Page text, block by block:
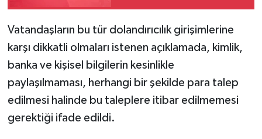
Vatandaşların bu tür dolandırıcılık girişimlerine
karşı dikkatli olmaları istenen açıklamada, kimlik,
banka ve kişisel bilgilerin kesinlikle
paylaşılmaması, herhangi bir şekilde para talep
edilmesi halinde bu taleplere itibar edilmemesi
gerektiği ifade edildi.